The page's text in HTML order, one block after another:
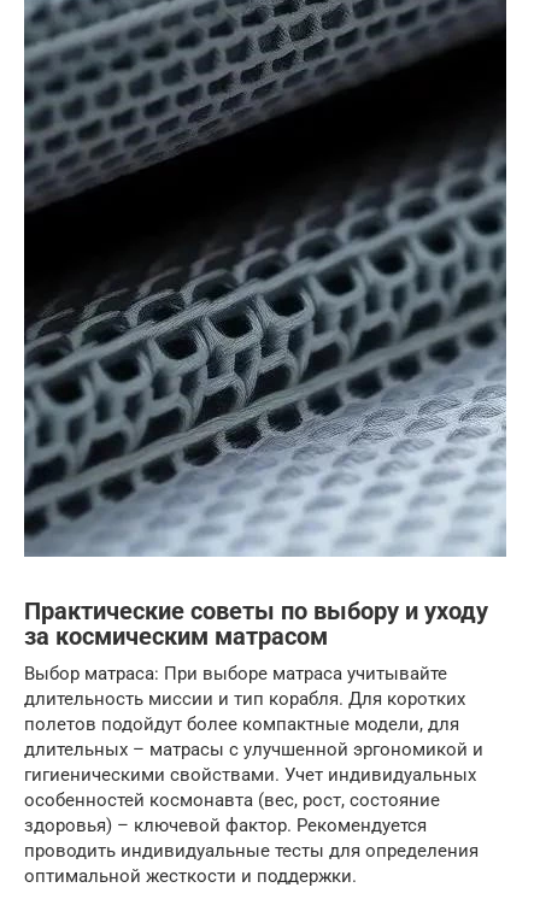
Практические советы по выбору и уходу
за космическим матрасом
Выбор матраса: При выборе матраса учитывайте
длительность миссии и тип корабля. Для коротких
полетов подойдут более компактные модели, для
длительных – матрасы с улучшенной эргономикой и
гигиеническими свойствами. Учет индивидуальных
особенностей космонавта (вес, рост, состояние
здоровья) – ключевой фактор. Рекомендуется
проводить индивидуальные тесты для определения
оптимальной жесткости и поддержки.